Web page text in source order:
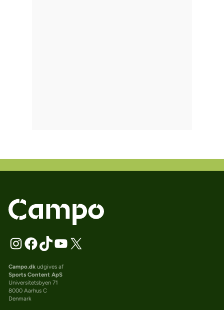
Campo.dkudgives af
Sports Content ApS
Universitetsbyen 71
8000 Aarhus C
Denmark